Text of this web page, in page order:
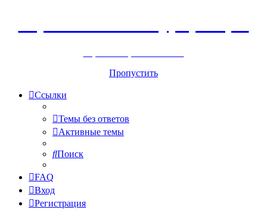
Пропустить
Ссылки
Темы без ответов
Активные темы
Поиск
FAQ
Вход
Регистрация